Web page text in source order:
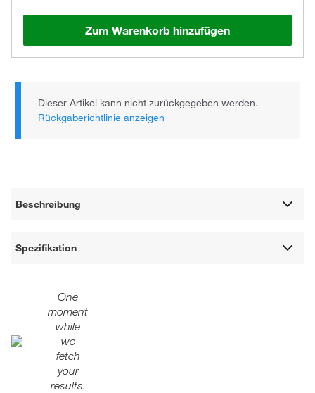
Zum Warenkorb hinzufügen
Dieser Artikel kann nicht zurückgegeben werden.
Rückgaberichtlinie anzeigen
Beschreibung
Spezifikation
One
moment
while
we
fetch
your
results.